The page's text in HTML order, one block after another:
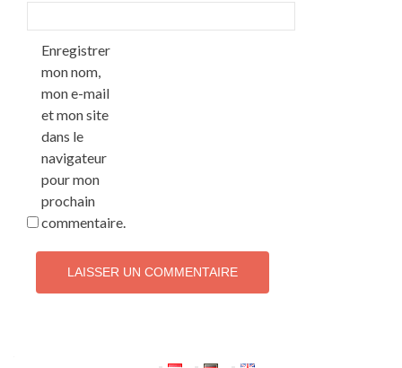
Enregistrer
mon nom,
mon e-mail
et mon site
dans le
navigateur
pour mon
prochain
commentaire.